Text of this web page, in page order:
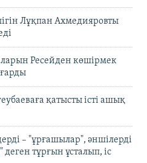
Лұқпан Ахмедияровты
Ресейден көшірмек
қатысты істі ашық
– "ұрғашылар", әншілерді
тұрғын ұсталып, іс